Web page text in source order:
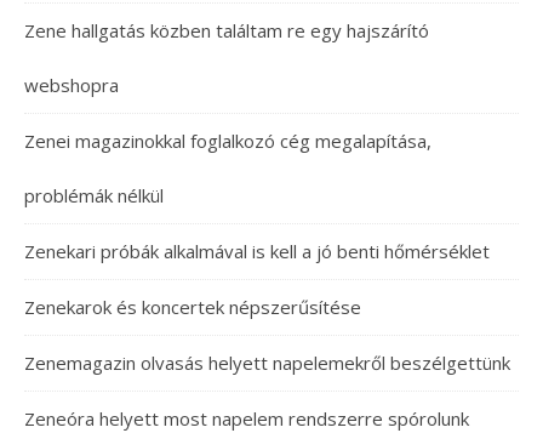
Zene hallgatás közben találtam re egy hajszárító
webshopra
Zenei magazinokkal foglalkozó cég megalapítása,
problémák nélkül
Zenekari próbák alkalmával is kell a jó benti hőmérséklet
Zenekarok és koncertek népszerűsítése
Zenemagazin olvasás helyett napelemekről beszélgettünk
Zeneóra helyett most napelem rendszerre spórolunk